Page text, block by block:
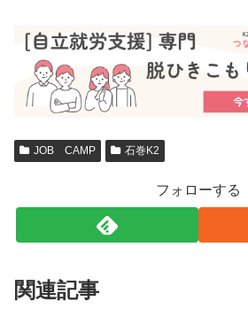
JOB CAMP 石巻K2
フォローする
関連記事